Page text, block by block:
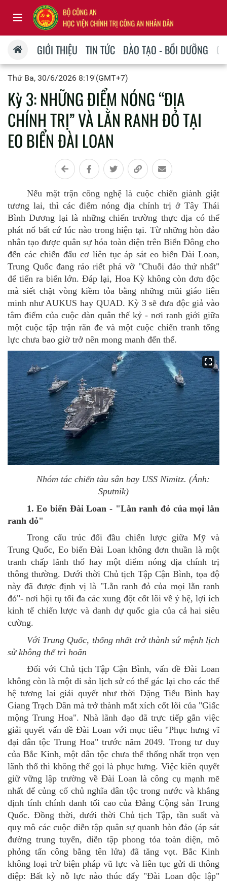
GIỚI THIỆU TIN TỨC ĐÀO TẠO - BỒI DƯỠNG
Thứ Ba, 30/6/2026 8:19'(GMT+7)
Kỳ 3: NHỮNG ĐIỂM NÓNG “ĐỊA
CHÍNH TRỊ” VÀ LẰN RANH ĐỎ TẠI
EO BIỂN ĐÀI LOAN
Nếu mặt trận công nghệ là cuộc chiến giành giật
tương lai, thì các điểm nóng địa chính trị ở Tây Thái
Bình Dương lại là những chiến trường thực địa có thể
phát nổ bất cứ lúc nào trong hiện tại. Từ những hòn đảo
nhân tạo được quân sự hóa toàn diện trên Biển Đông cho
đến các chiến đấu cơ liên tục áp sát eo biển Đài Loan,
Trung Quốc đang ráo riết phá vỡ "Chuỗi đảo thứ nhất"
để tiến ra biển lớn. Đáp lại, HoaKỳkhông còn đơn độc
mà siết chặt vòng kiềm tỏa bằng những mũi giáo liên
minh như AUKUS hay QUAD. Kỳ 3 sẽ đưa độc giả vào
tâm điểm của cuộc dàn quân thế kỷ - nơi ranh giới giữa
một cuộc tập trận răn đe và một cuộc chiến tranh tổng
lực chưa bao giờ trở nên mong manh đến thế.
Nhóm tác chiến tàu sân bay USS Nimitz. (Ảnh:
Sputnik)
1. Eo biển Đài Loan - "Lằn ranh đỏ của mọi lằn
ranh đỏ"
Trong cấu trúc đối đầu chiến lược giữa Mỹ và
Trung Quốc, Eo biển Đài Loan không đơn thuần là một
tranh chấp lãnh thổ hay một điểm nóng địa chính trị
thông thường. Dưới thời Chủ tịch Tập Cận Bình, tọa độ
này đã được định vị là "Lằn ranh đỏ của mọi lằn ranh
đỏ"- nơi hội tụ tối đa các xung đột cốt lõi về ý hệ, lợi ích
kinh tế chiến lược và danh dự quốc gia của cả hai siêu
cường.
Với Trung Quốc, thống nhất trở thànhsứ mệnh lịch
sử không thể trì hoãn
Đối với ChủtịchTập Cận Bình, vấn đề Đài Loan
không còn là một di sản lịch sử có thể gác lại cho các thế
hệ tương lai giải quyết như thời Đặng Tiểu Bình hay
Giang Trạch Dân mà trở thành mắt xích cốt lõi của "Giấc
mộng Trung Hoa". Nhà lãnh đạo đã trực tiếp gắn việc
giải quyết vấn đề Đài Loan với mục tiêu "Phục hưng vĩ
đại dân tộc Trung Hoa" trước năm 2049. Trong tư duy
của Bắc Kinh, một dân tộc chưa thể thống nhất trọn vẹn
lãnh thổ thì không thể gọi là phục hưng. Việc kiên quyết
giữ vững lập trường về Đài Loan là công cụ mạnh mẽ
nhất để củng cố chủ nghĩa dân tộc trong nước và khẳng
định tính chính danh tối cao của Đảng Cộng sản Trung
Quốc. Đồng thời, dưới thời Chủ tịch Tập, tần suất và
quy mô các cuộc diễn tập quân sự quanh hòn đảo (áp sát
đường trung tuyến, diễn tập phong tỏa toàn diện, mô
phỏng tấn công bằng tên lửa) đã tăng vọt. Bắc Kinh
không loại trừ biện pháp vũ lực và liên tục gửi đi thông
điệp: Bất kỳ nỗ lực nào thúc đẩy "Đài Loan độc lập"